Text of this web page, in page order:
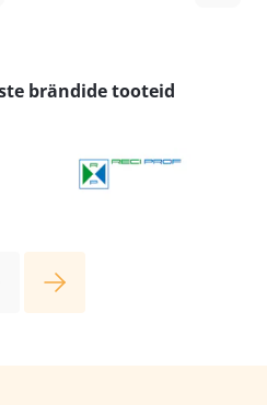
brändide tooteid